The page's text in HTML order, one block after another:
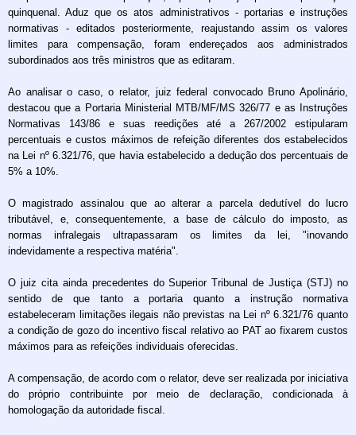
quinquenal. Aduz que os atos administrativos - portarias e instruções
normativas - editados posteriormente, reajustando assim os valores
limites para compensação, foram endereçados aos administrados
subordinados aos três ministros que as editaram.
Ao analisar o caso, o relator, juiz federal convocado Bruno Apolinário,
destacou que a Portaria Ministerial MTB/MF/MS 326/77 e as Instruções
Normativas 143/86 e suas reedições até a 267/2002 estipularam
percentuais e custos máximos de refeição diferentes dos estabelecidos
na Lei nº 6.321/76, que havia estabelecido a dedução dos percentuais de
5% a 10%.
O magistrado assinalou que ao alterar a parcela dedutível do lucro
tributável, e, consequentemente, a base de cálculo do imposto, as
normas infralegais ultrapassaram os limites da lei, "inovando
indevidamente a respectiva matéria".
O juiz cita ainda precedentes do Superior Tribunal de Justiça (STJ) no
sentido de que tanto a portaria quanto a instrução normativa
estabeleceram limitações ilegais não previstas na Lei nº 6.321/76 quanto
a condição de gozo do incentivo fiscal relativo ao PAT ao fixarem custos
máximos para as refeições individuais oferecidas.
A compensação, de acordo com o relator, deve ser realizada por iniciativa
do próprio contribuinte por meio de declaração, condicionada à
homologação da autoridade fiscal.